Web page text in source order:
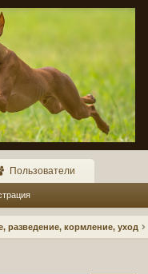
Пользователи
разведение, кормление, уход